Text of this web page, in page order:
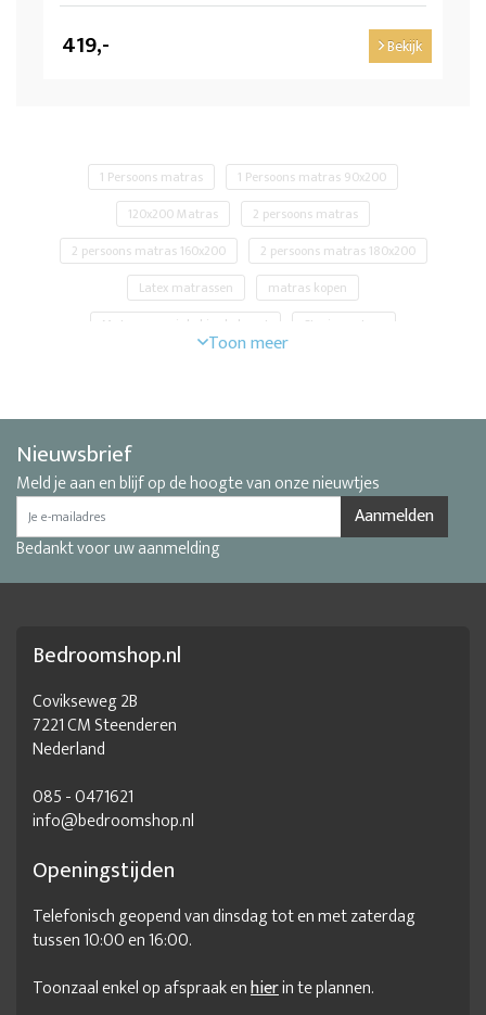
419,- Bekijk
1 Persoons matras
1 Persoons matras 90x200
120x200 Matras
2 persoons matras
2 persoons matras 160x200
2 persoons matras 180x200
Latex matrassen
matras kopen
Matrassen winkel in de buurt
Stevig matras
Nieuwsbrief
Meld je aan en blijf op de hoogte van onze nieuwtjes
Aanmelden
Bedankt voor uw aanmelding
Bedroomshop.nl
Covikseweg 2B
7221 CM Steenderen
Nederland
085 - 0471621
info@bedroomshop.nl
Openingstijden
Telefonisch geopend van dinsdag tot en met zaterdag
tussen 10:00 en 16:00.
Toonzaal enkel op afspraak enhierin te plannen.